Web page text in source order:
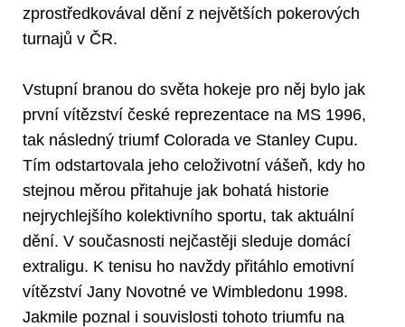
zprostředkovával dění z největších pokerových
turnajů v ČR.
Vstupní branou do světa hokeje pro něj bylo jak
první vítězství české reprezentace na MS 1996,
tak následný triumf Colorada ve Stanley Cupu.
Tím odstartovala jeho celoživotní vášeň, kdy ho
stejnou měrou přitahuje jak bohatá historie
nejrychlejšího kolektivního sportu, tak aktuální
dění. V současnosti nejčastěji sleduje domácí
extraligu. K tenisu ho navždy přitáhlo emotivní
vítězství Jany Novotné ve Wimbledonu 1998.
Jakmile poznal i souvislosti tohoto triumfu na